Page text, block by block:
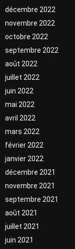
décembre 2022
novembre 2022
octobre 2022
septembre 2022
août 2022
juillet 2022
juin 2022
mai 2022
avril 2022
mars 2022
février 2022
janvier 2022
décembre 2021
novembre 2021
septembre 2021
août 2021
juillet 2021
juin 2021